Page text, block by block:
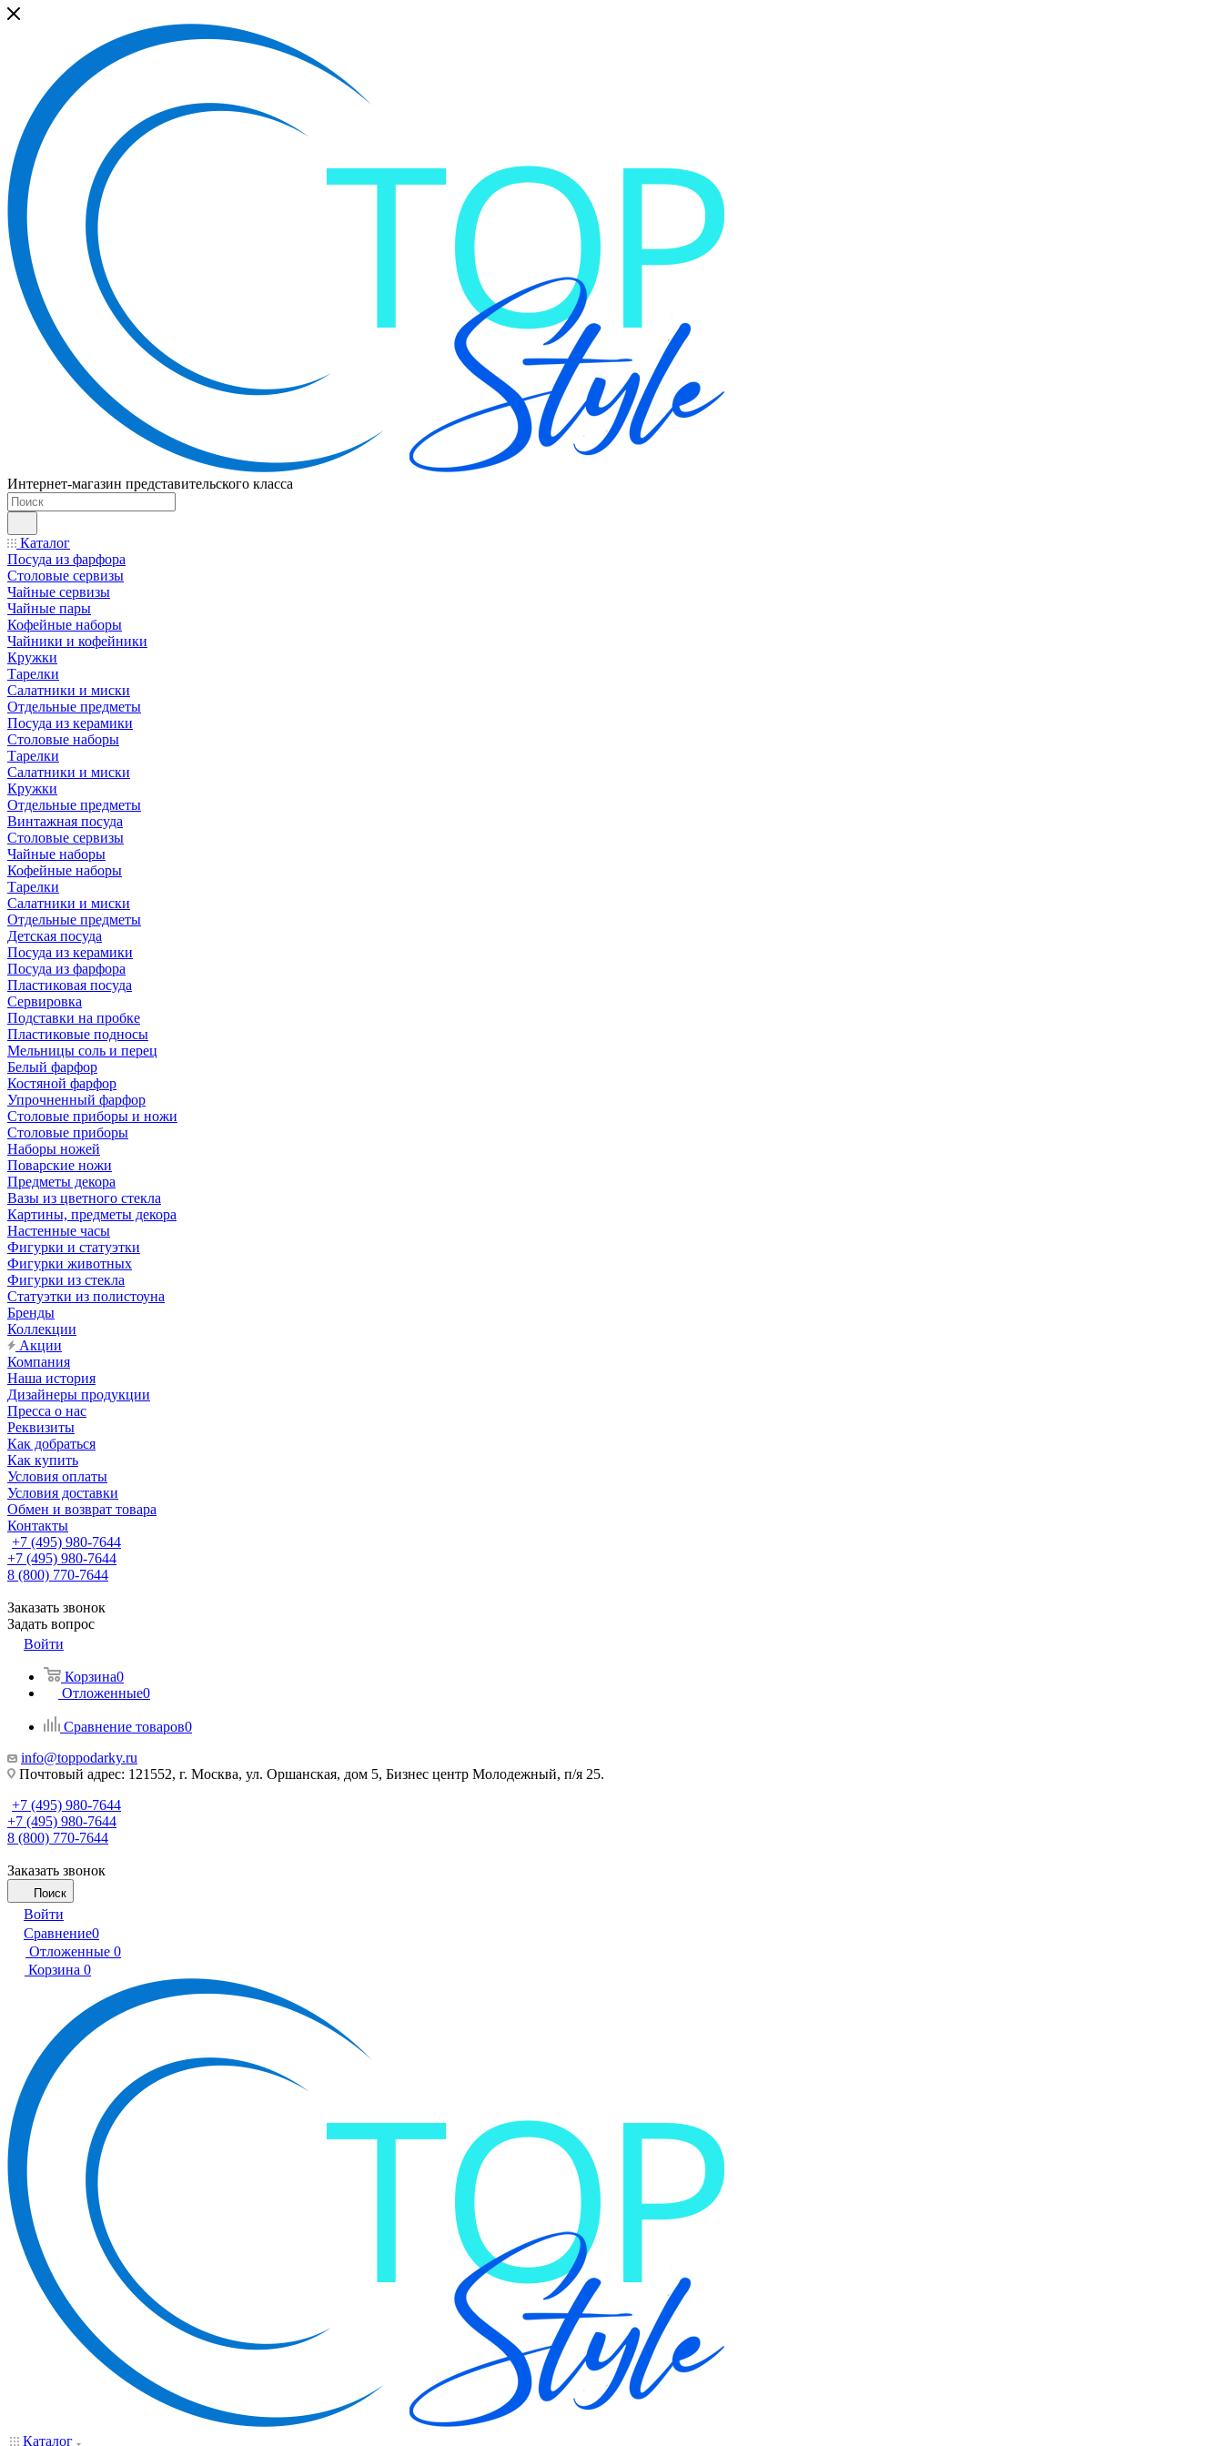
Интернет-магазин представительского класса
Каталог
Посуда из фарфора
Столовые сервизы
Чайные сервизы
Чайные пары
Кофейные наборы
Чайники и кофейники
Кружки
Тарелки
Салатники и миски
Отдельные предметы
Посуда из керамики
Столовые наборы
Тарелки
Салатники и миски
Кружки
Отдельные предметы
Винтажная посуда
Столовые сервизы
Чайные наборы
Кофейные наборы
Тарелки
Салатники и миски
Отдельные предметы
Детская посуда
Посуда из керамики
Посуда из фарфора
Пластиковая посуда
Сервировка
Подставки на пробке
Пластиковые подносы
Мельницы соль и перец
Белый фарфор
Костяной фарфор
Упрочненный фарфор
Столовые приборы и ножи
Столовые приборы
Наборы ножей
Поварские ножи
Предметы декора
Вазы из цветного стекла
Картины, предметы декора
Настенные часы
Фигурки и статуэтки
Фигурки животных
Фигурки из стекла
Статуэтки из полистоуна
Бренды
Коллекции
Акции
Компания
Наша история
Дизайнеры продукции
Пресса о нас
Реквизиты
Как добраться
Как купить
Условия оплаты
Условия доставки
Обмен и возврат товара
Контакты
+7 (495) 980-7644
+7 (495) 980-7644
8 (800) 770-7644
Заказать звонок
Задать вопрос
Войти
Корзина0
Отложенные0
Сравнение товаров0
info@toppodarky.ru
Почтовый адрес: 121552, г. Москва, ул. Оршанская, дом 5, Бизнес центр Молодежный, п/я 25.
+7 (495) 980-7644
+7 (495) 980-7644
8 (800) 770-7644
Заказать звонок
Поиск
Войти
Сравнение0
Отложенные 0
Корзина 0
Каталог